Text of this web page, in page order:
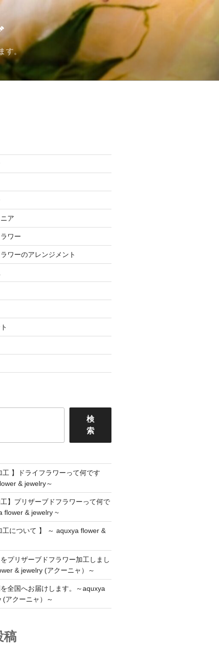
す。
ア
ワー
ワーのアレンジメント
検
索
工 】ドライフラワーって何です
& jewelry～
工】プリザーブドフラワーって何で
flower & jewelry ~
工について 】 ～ aquxya flower &
プリザーブドフラワー加工しまし
& jewelry (アクーニャ）～
全国へお届けします。～aquxya
アクーニャ）～
稿